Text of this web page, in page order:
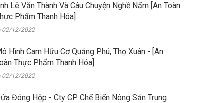
Lê Văn Thành Và Câu Chuyện Nghề Nấm [An Toàn
Phẩm Thanh Hóa]
02/12/2022
Hình Cam Hữu Cơ Quảng Phú, Thọ Xuân - [An
Thực Phẩm Thanh Hóa]
02/12/2022
Đóng Hộp - Cty CP Chế Biến Nông Sản Trung